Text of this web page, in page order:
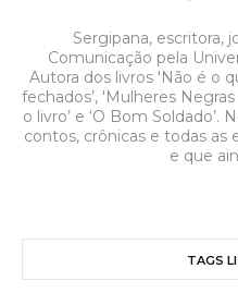
Sergipana, escritora,
Comunicação pela
Autora dos livros 'Não é o
fechados’, 'Mulheres
o livro’ e ‘O Bom
contos, crônicas e todas as
e que
TAGS